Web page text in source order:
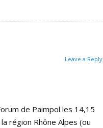
Leave a Reply
de Paimpol les 14,15
région Rhône Alpes (ou